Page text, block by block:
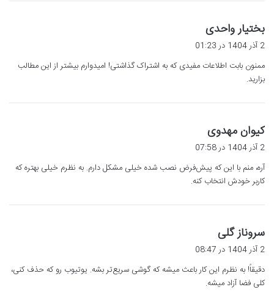
بختیار واحدی
ف
:
2 آذر 1404 در 01:23
ممنون بابت اطلاعات مفیدی که به اشتراک گذاشتی! امیدوارم بیشتر از این مطالب
بزارید.
کیوان مهدوی
ف
:
2 آذر 1404 در 07:58
آره، منم با این که پیش‌فرض نصب شده خیلی مشکل دارم. به نظرم خیلی بهتره که
کاربر خودش انتخاب کنه.
سروناز گلی
ف
:
2 آذر 1404 در 08:47
دقیقاً! به نظرم این کار باعث میشه که گوشی سریع‌تر بشه. یوتیوب رو که حذف کنی،
کلی فضا آزاد میشه.